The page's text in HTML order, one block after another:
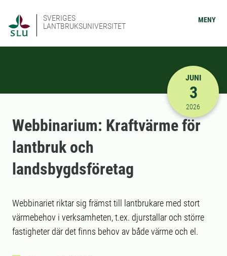
SVERIGES
LANTBRUKSUNIVERSITET
MENY
2026-06-
JUNI
3
2026
Webbinarium: Kraftvärme för
lantbruk och
landsbygdsföretag
Webbinariet riktar sig främst till lantbrukare med stort
värmebehov i verksamheten, t.ex. djurstallar och större
fastigheter där det finns behov av både värme och el.